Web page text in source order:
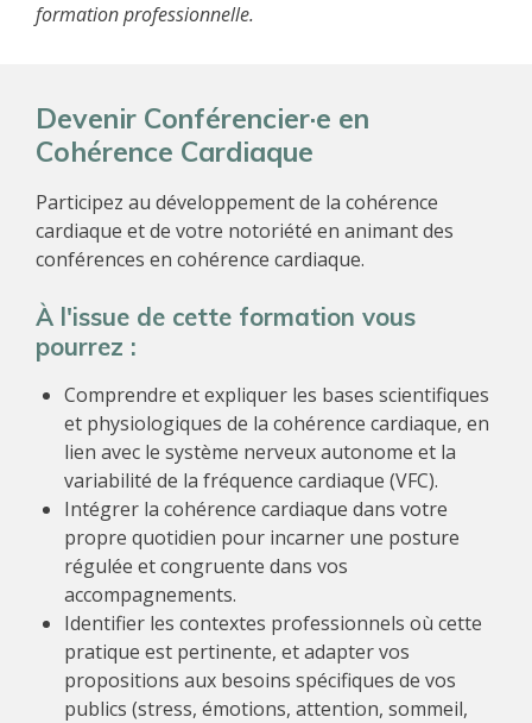
formation professionnelle.
Devenir Conférencier·e en
Cohérence Cardiaque
Participez au développement de la cohérence
cardiaque et de votre notoriété en animant des
conférences en cohérence cardiaque.
À l'issue de cette formation vous
pourrez :
Comprendre et expliquer les bases scientifiques
et physiologiques de la cohérence cardiaque, en
lien avec le système nerveux autonome et la
variabilité de la fréquence cardiaque (VFC).
Intégrer la cohérence cardiaque dans votre
propre quotidien pour incarner une posture
régulée et congruente dans vos
accompagnements.
Identifier les contextes professionnels où cette
pratique est pertinente, et adapter vos
propositions aux besoins spécifiques de vos
publics (stress, émotions, attention, sommeil,